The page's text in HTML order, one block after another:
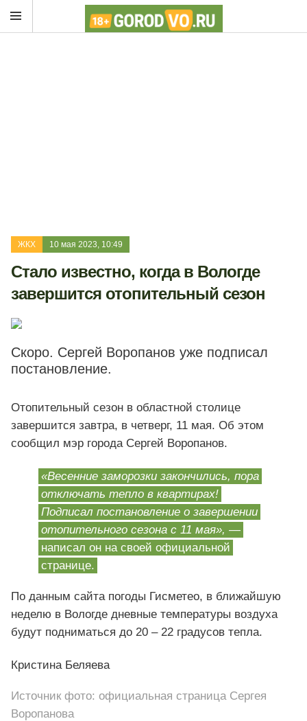
ЖКХ 10 мая 2023, 10:49
Стало известно, когда в Вологде
завершится отопительный сезон
Скоро. Сергей Воропанов уже подписал
постановление.
Отопительный сезон в областной столице
завершится завтра, в четверг, 11 мая. Об этом
сообщил мэр города Сергей Воропанов.
«Весенние заморозки закончились, пора
отключать тепло в квартирах!
Подписал постановление о завершении
отопительного сезона с 11 мая», —
написал он на своей официальной
странице.
По данным сайта погоды Гисметео, в ближайшую
неделю в Вологде дневные температуры воздуха
будут подниматься до 20 – 22 градусов тепла.
Кристина Беляева
Источник фото: официальная страница Сергея
Воропанова